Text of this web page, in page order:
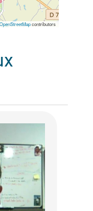
OpenStreetMapcontributors